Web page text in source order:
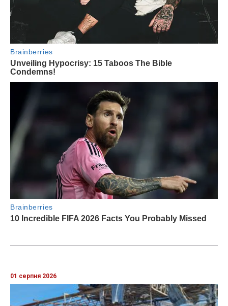
01 серпня 2026